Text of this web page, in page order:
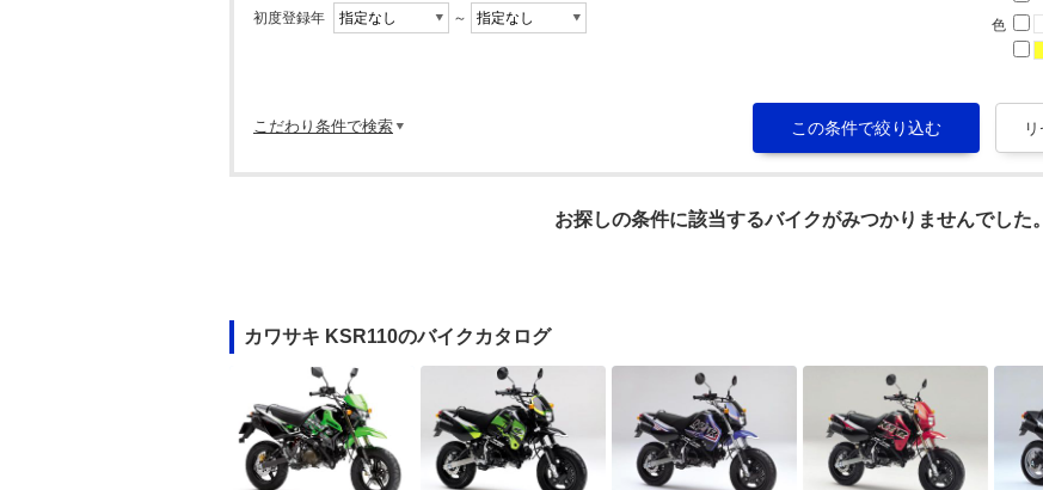
初度登録年 ～ 色
こだわり条件で検索
お探しの条件に該当するバイクがみつかりませんでした。
カワサキ KSR110のバイクカタログ